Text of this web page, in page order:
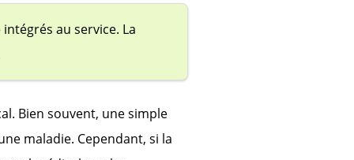
au service. La
Bien souvent, une simple
maladie. Cependant, si la